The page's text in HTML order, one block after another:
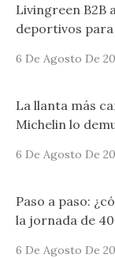
Livingreen B2B
deportivos
6 De Agosto De
La llanta más
Michelin lo
6 De Agosto De
Paso a paso:
la jornada de
6 De Agosto De